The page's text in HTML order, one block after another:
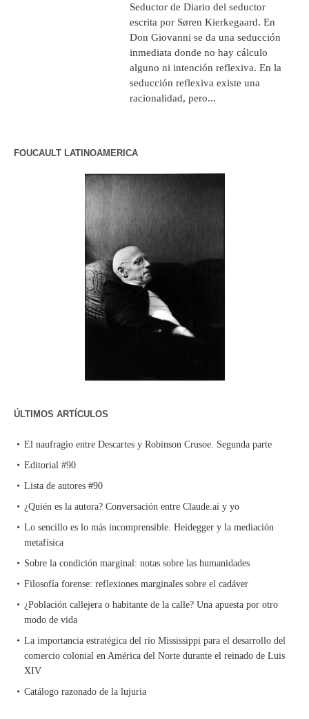
Seductor de Diario del seductor
escrita por Søren Kierkegaard. En
Don Giovanni se da una seducción
inmediata donde no hay cálculo
alguno ni intención reflexiva. En la
seducción reflexiva existe una
racionalidad, pero...
FOUCAULT LATINOAMERICA
ÚLTIMOS ARTÍCULOS
El naufragio entre Descartes y Robinson Crusoe. Segunda parte
Editorial #90
Lista de autores #90
¿Quién es la autora? Conversación entre Claude.ai y yo
Lo sencillo es lo más incomprensible. Heidegger y la mediación
metafísica
Sobre la condición marginal: notas sobre las humanidades
Filosofía forense: reflexiones marginales sobre el cadáver
¿Población callejera o habitante de la calle? Una apuesta por otro
modo de vida
La importancia estratégica del río Mississippi para el desarrollo del
comercio colonial en América del Norte durante el reinado de Luis
XIV
Catálogo razonado de la lujuria